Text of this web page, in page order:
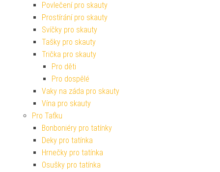
Povlečení pro skauty
Prostírání pro skauty
Svíčky pro skauty
Tašky pro skauty
Trička pro skauty
Pro děti
Pro dospělé
Vaky na záda pro skauty
Vína pro skauty
Pro Taťku
Bonboniéry pro tatínky
Deky pro tatínka
Hrnečky pro tatínka
Osušky pro tatínka